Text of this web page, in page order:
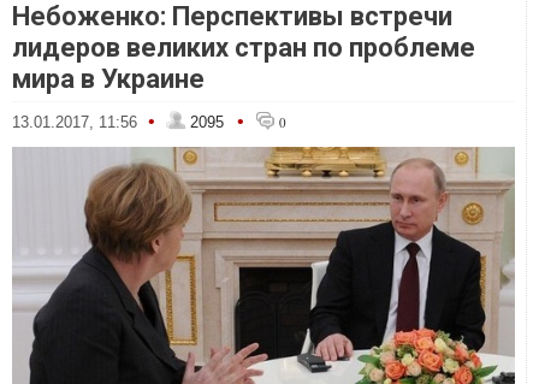
Небоженко: Перспективы встречи
лидеров великих стран по проблеме
мира в Украине
13.01.2017, 11:56 • 2095 • 0